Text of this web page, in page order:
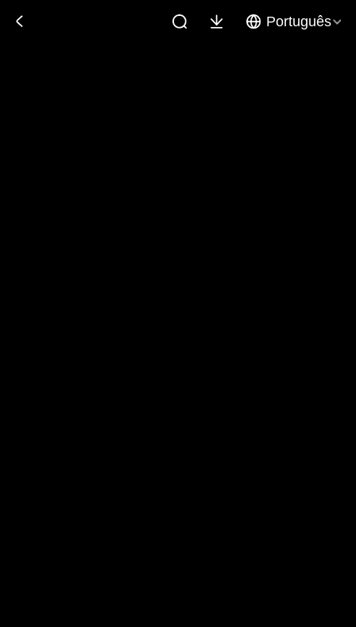
Português